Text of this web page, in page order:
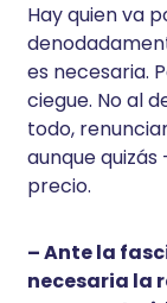
Hay quien va
es necesaria.
ciegue. No al
todo,
aunque
precio.
– Ante la
necesaria la